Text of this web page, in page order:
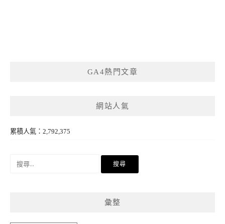
GA4熱門文章
網站人氣
累積人氣：2,792,375
彙整